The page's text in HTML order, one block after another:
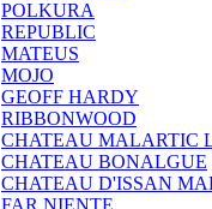
POLKURA
REPUBLIC
MATEUS
MOJO
GEOFF HARDY
RIBBONWOOD
CHATEAU MALARTIC
CHATEAU BONALGUE
CHATEAU D'ISSAN
FAR NIENTE